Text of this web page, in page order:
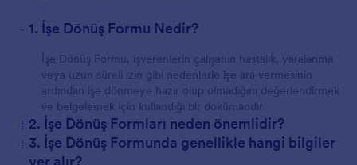
- 1. İşe Dönüş Formu Nedir?
İşe Dönüş Formu, işverenlerin çalışanın hastalık, yaralanma
veya uzun süreli izin gibi nedenlerle işe ara vermesinin
ardından işe dönmeye hazır olup olmadığını değerlendirmek
ve belgelemek için kullandığı bir dokümandır.
+2. İşe Dönüş Formları neden önemlidir?
+3. İşe Dönüş Formunda genellikle hangi bilgiler